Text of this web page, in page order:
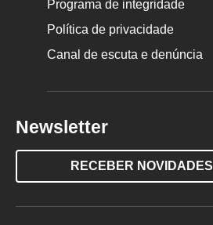
Programa de integridade
Política de privacidade
Canal de escuta e denúncia
Newsletter
RECEBER NOVIDADES